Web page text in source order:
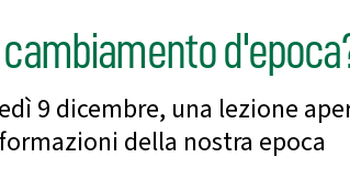
cambiamento
9 dicembre, una lezione
della nostra epoca